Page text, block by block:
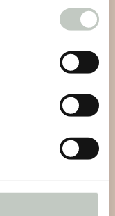
48 tunnin sisällä
+358 50 5486084